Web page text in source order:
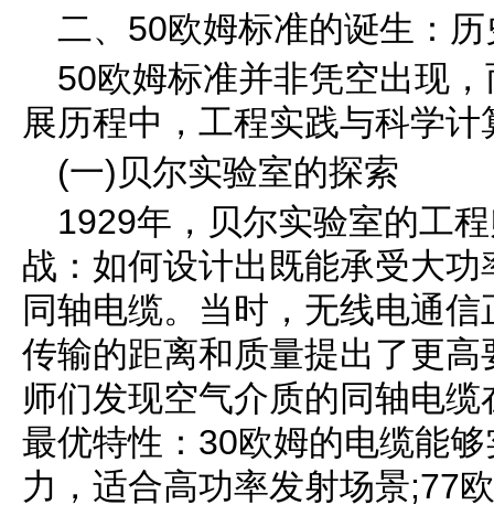
二、50欧姆标准的诞生：
50欧姆标准并非凭空出现
展历程中，工程实践与科学
(一)贝尔实验室的探索
1929年，贝尔实验室的工
战：如何设计出既能承受大
同轴电缆。当时，无线电通
传输的距离和质量提出了更
师们发现空气介质的同轴电
最优特性：30欧姆的电缆能
力，适合高功率发射场景;77